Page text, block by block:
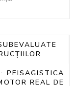
PEISAGISTICA
REAL DE